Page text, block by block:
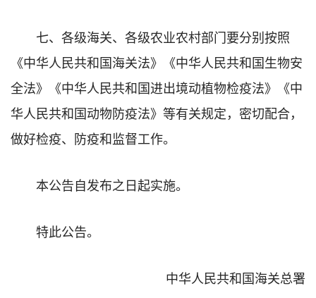
七、各级海关、各级农业农村部门要分别按照
《中华人民共和国海关法》《中华人民共和国生物安
全法》《中华人民共和国进出境动植物检疫法》《中
华人民共和国动物防疫法》等有关规定，密切配合，
做好检疫、防疫和监督工作。
本公告自发布之日起实施。
特此公告。
中华人民共和国海关总署